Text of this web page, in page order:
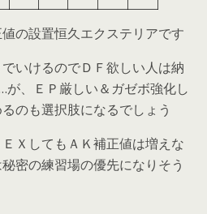
の設置恒久エクステリアです
いけるのでＤＦ欲しい人は納
、ＥＰ厳しい＆ガゼボ強化し
のも選択肢になるでしょう
ＸしてもＡＫ補正値は増えな
密の練習場の優先になりそう